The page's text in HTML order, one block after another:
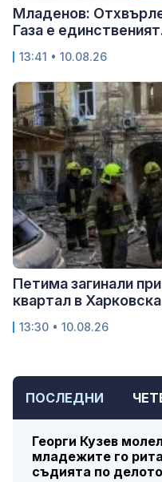
ПОСЛЕДНИ
Георги Кузев
младежите го
съдията по делото
Младенов:
Газа е
13:41 • 10.08.26
Петима загинали
квартал в
13:30 • 10.08.26